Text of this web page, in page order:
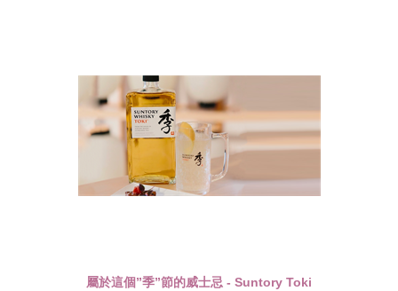
屬於這個”季”節的威士忌 - Suntory Toki